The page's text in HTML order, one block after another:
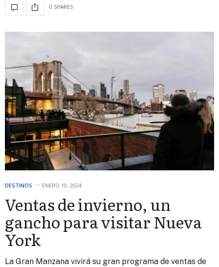
0 SHARES
DESTINOS ENERO 10, 2024
Ventas de invierno, un
gancho para visitar Nueva
York
La Gran Manzana vivirá su gran programa de ventas de